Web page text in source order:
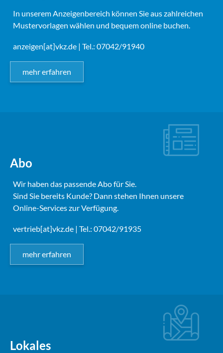
In unserem Anzeigenbereich können Sie aus zahlreichen
Mustervorlagen wählen und bequem online buchen.
anzeigen[at]vkz.de | Tel.: 07042/91940
mehr erfahren
Abo
Wir haben das passende Abo für Sie.
Sind Sie bereits Kunde? Dann stehen Ihnen unsere
Online-Services zur Verfügung.
vertrieb[at]vkz.de | Tel.: 07042/91935
mehr erfahren
Lokales